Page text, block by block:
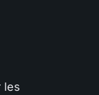
les